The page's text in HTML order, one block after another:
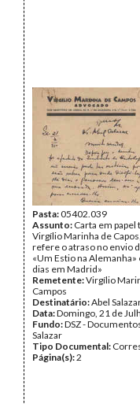
Pasta:05402.039
Assunto: Carta em
Virgílio Marinha de
refere o atraso no envio
«Um Estio na Alemanha»
dias em Madrid»
Remetente:Virgílio
Campos
Destinatário:Abel
Data:Domingo, 21 de
Fundo:DSZ -
Salazar
Tipo Documental:
Página(s):2